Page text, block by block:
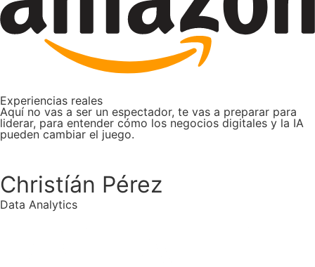
Experiencias reales
Aquí no vas a ser un espectador, te vas a preparar para
liderar, para entender cómo los negocios digitales y la IA
pueden cambiar el juego.
Christíán Pérez
Data Analytics